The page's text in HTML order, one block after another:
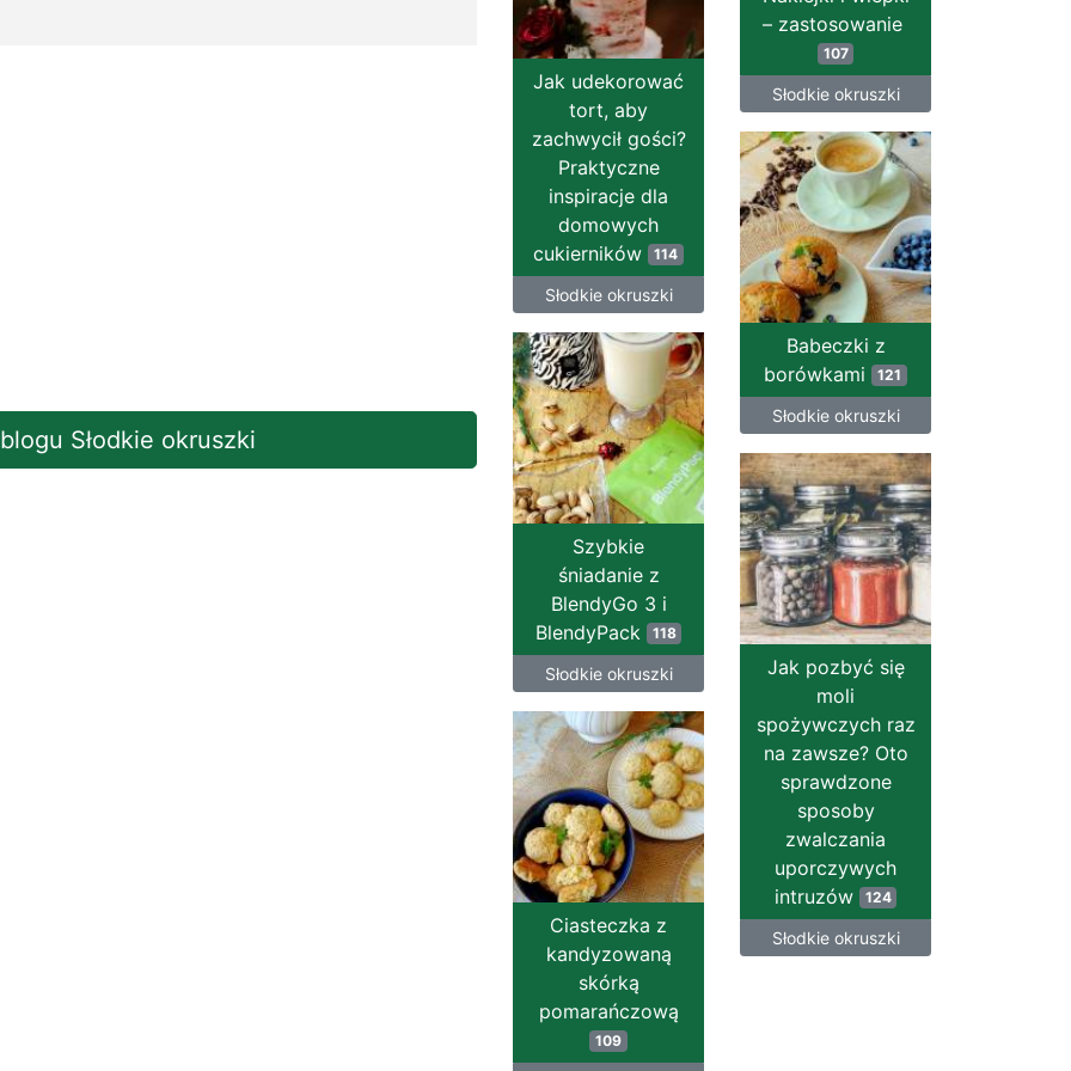
Słodkie okruszki
– zastosowanie
107
Słodkie okruszki
Jak udekorować
tort, aby
zachwycił gości?
Praktyczne
inspiracje dla
domowych
cukierników 114
Słodkie okruszki
Babeczki z
borówkami 121
Słodkie okruszki
Szybkie
śniadanie z
BlendyGo 3 i
BlendyPack
118
Słodkie okruszki
Jak pozbyć się
moli
spożywczych raz
na zawsze? Oto
sprawdzone
sposoby
zwalczania
uporczywych
intruzów
124
Słodkie okruszki
Ciasteczka z
kandyzowaną
skórką
pomarańczową
109